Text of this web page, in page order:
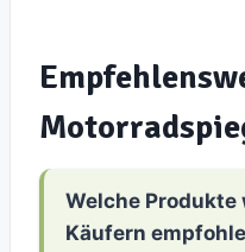
Welche Produkte
Käufern